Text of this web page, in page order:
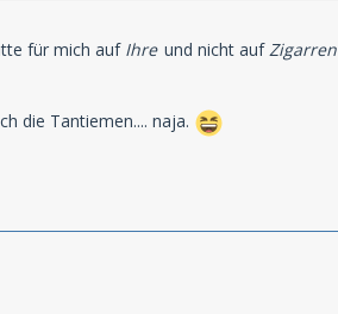
für mich auf Ihre und nicht aufZigarren
die Tantiemen.... naja.